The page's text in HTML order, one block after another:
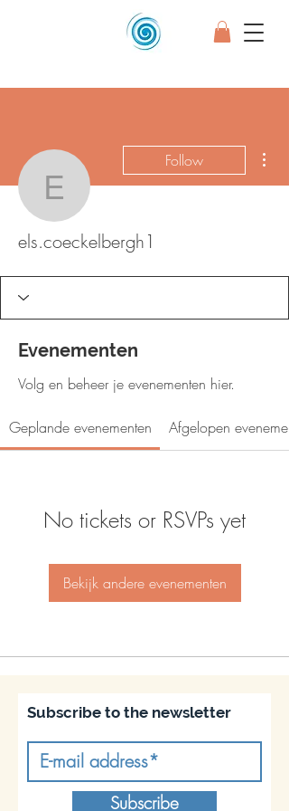
Follow
els.coeckelbergh1
Evenementen
Volg en beheer je evenementen hier.
Geplande evenementen Afgelopen
No tickets or RSVPs yet
Bekijk andere evenementen
Subscribe to the newsletter
Subscribe